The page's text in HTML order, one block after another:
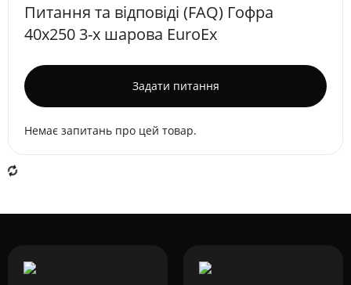
Питання та відповіді (FAQ) Гофра
40х250 3-х шарова EuroEx
Задати питання
Немає запитань про цей товар.